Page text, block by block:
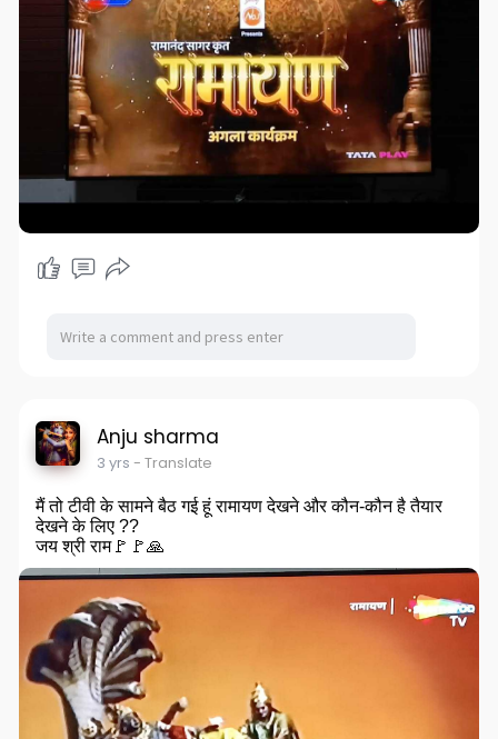
Anju sharma
3 yrs - Translate
मैं तो टीवी के सामने बैठ गई हूं रामायण देखने और कौन-कौन है तैयार
देखने के लिए ??
जय श्री राम🚩🚩🙏